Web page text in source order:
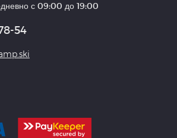
с 09:00 до 19:00
54